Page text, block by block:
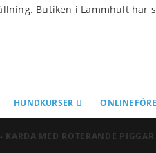
Butiken i Lammhult har
HUNDKURSER
KARDA MED ROTERANDE PIGGAR